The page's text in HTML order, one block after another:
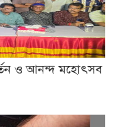
ও আনন্দ মহোৎসব